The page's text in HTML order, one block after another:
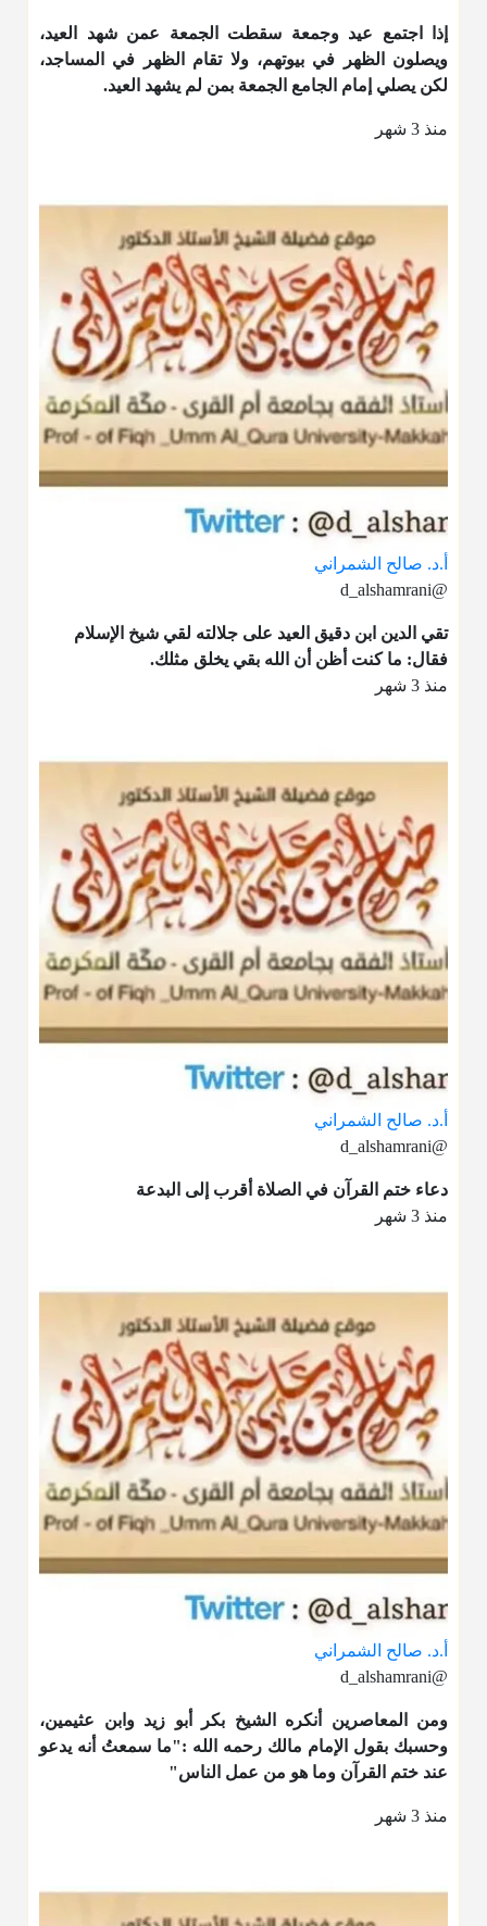
إذا اجتمع عيد وجمعة سقطت الجمعة عمن شهد العيد،
ويصلون الظهر في بيوتهم، ولا تقام الظهر في المساجد،
لكن يصلي إمام الجامع الجمعة بمن لم يشهد العيد.
منذ 3 شهر
أ.د. صالح الشمراني
@d_alshamrani
تقي الدين ابن دقيق العيد على جلالته لقي شيخ الإسلام
فقال: ما كنت أظن أن الله بقي يخلق مثلك.
منذ 3 شهر
أ.د. صالح الشمراني
@d_alshamrani
دعاء ختم القرآن في الصلاة أقرب إلى البدعة
منذ 3 شهر
أ.د. صالح الشمراني
@d_alshamrani
ومن المعاصرين أنكره الشيخ بكر أبو زيد وابن عثيمين،
وحسبك بقول الإمام مالك رحمه الله :"ما سمعتُ أنه يدعو
عند ختم القرآن وما هو من عمل الناس"
منذ 3 شهر